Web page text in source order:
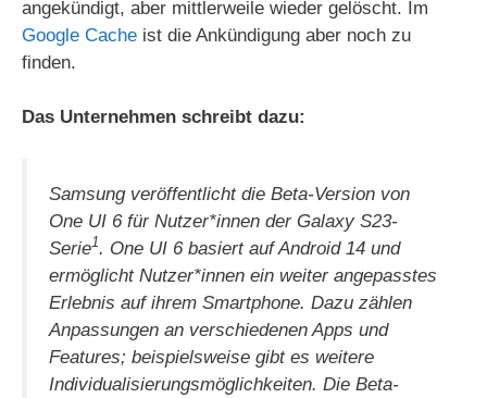
angekündigt, aber mittlerweile wieder gelöscht. Im
Google Cache ist die Ankündigung aber noch zu
finden.
Das Unternehmen schreibt dazu:
Samsung veröffentlicht die Beta-Version von
One UI 6 für Nutzer*innen der Galaxy S23-
Serie1. One UI 6 basiert auf Android 14 und
ermöglicht Nutzer*innen ein weiter angepasstes
Erlebnis auf ihrem Smartphone. Dazu zählen
Anpassungen an verschiedenen Apps und
Features; beispielsweise gibt es weitere
Individualisierungsmöglichkeiten. Die Beta-